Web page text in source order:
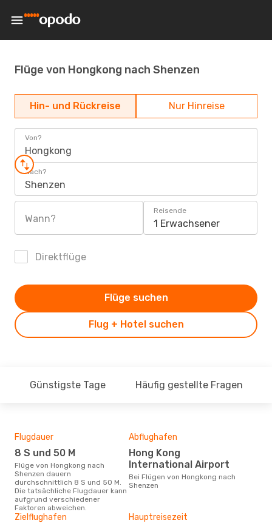
Flüge von Hongkong nach Shenzen
Hin- und Rückreise Nur Hinreise
Von?
Hongkong
Nach?
Shenzen
Wann?
Reisende
1 Erwachsener
Direktflüge
Flug + Hotel suchen
Flüge suchen
Günstigste Tage Häufig gestellte Fragen
Flugdauer
8 S und 50 M
Flüge von Hongkong nach
Shenzen dauern
durchschnittlich 8 S und 50 M.
Die tatsächliche Flugdauer kann
aufgrund verschiedener
Faktoren abweichen.
Abflughafen
Hong Kong
International Airport
Bei Flügen von Hongkong nach
Shenzen
Zielflughafen Hauptreisezeit